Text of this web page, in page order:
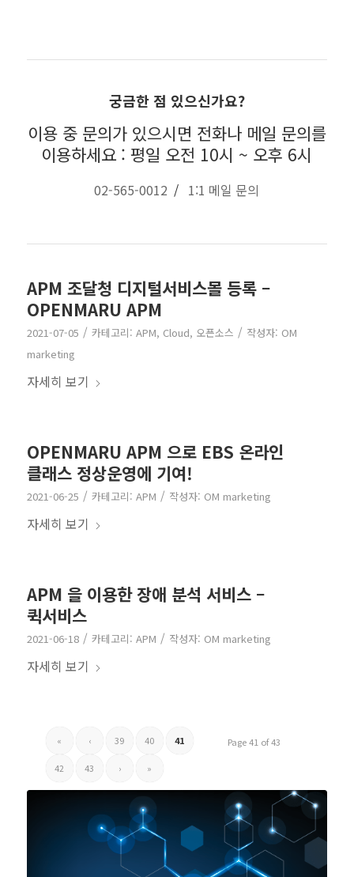
궁금한 점 있으신가요?
이용 중 문의가 있으시면 전화나 메일 문의를
이용하세요 : 평일 오전 10시 ~ 오후 6시
02-565-0012 / 1:1 메일 문의
APM 조달청 디지털서비스몰 등록 –
OPENMARU APM
2021-07-05 / 카테고리: APM, Cloud, 오픈소스 / 작성자: OM
marketing
자세히 보기
OPENMARU APM 으로 EBS 온라인
클래스 정상운영에 기여!
2021-06-25 / 카테고리: APM / 작성자: OM marketing
자세히 보기
APM 을 이용한 장애 분석 서비스 –
퀵서비스
2021-06-18 / 카테고리: APM / 작성자: OM marketing
자세히 보기
Page 41 of 43
« ‹ 39 40 41
42 43 › »